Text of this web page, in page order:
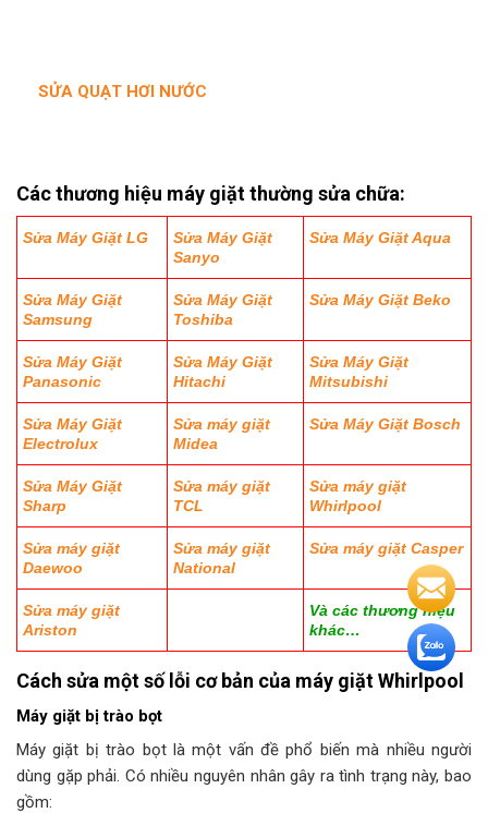
SỬA QUẠT HƠI NƯỚC
Các thương hiệu máy giặt thường sửa chữa:
Sửa Máy Giặt LG
Sửa Máy Giặt
Sanyo
Sửa Máy Giặt Aqua
Sửa Máy Giặt
Samsung
Sửa Máy Giặt
Toshiba
Sửa Máy Giặt Beko
Sửa Máy Giặt
Panasonic
Sửa Máy Giặt
Hitachi
Sửa Máy Giặt
Mitsubishi
Sửa Máy Giặt
Electrolux
Sửa máy giặt
Midea
Sửa Máy Giặt Bosch
Sửa Máy Giặt
Sharp
Sửa máy giặt
TCL
Sửa máy giặt
Whirlpool
Sửa máy giặt
Daewoo
Sửa máy giặt
National
Sửa máy giặt Casper
Sửa máy giặt
Ariston
Và các thương hiệu
khác…
Cách sửa một số lỗi cơ bản của máy giặt Whirlpool
Máy giặt bị trào bọt
Máy giặt bị trào bọt là một vấn đề phổ biến mà nhiều người
dùng gặp phải. Có nhiều nguyên nhân gây ra tình trạng này, bao
gồm: